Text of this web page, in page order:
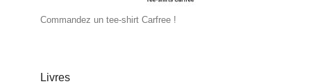
Commandez un tee-shirt Carfree !
Livres